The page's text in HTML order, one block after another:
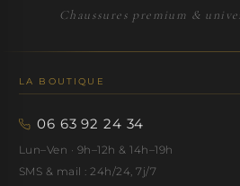
Chaussures premium &
LA BOUTIQUE
06 63 92 24 34
Lun–Ven · 9h–12h & 14h–19h
SMS & mail : 24h/24, 7j/7